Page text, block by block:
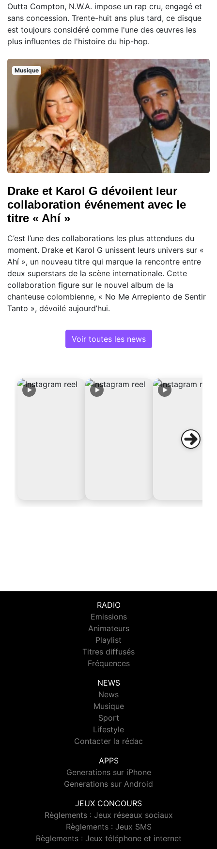
Outta Compton, N.W.A. impose un rap cru, engagé et
sans concession. Trente-huit ans plus tard, ce disque
est toujours considéré comme l'une des œuvres les
plus influentes de l'histoire du hip-hop.
Musique
Drake et Karol G dévoilent leur
collaboration événement avec le
titre « Ahí »
C’est l’une des collaborations les plus attendues du
moment. Drake et Karol G unissent leurs univers sur «
Ahí », un nouveau titre qui marque la rencontre entre
deux superstars de la scène internationale. Cette
collaboration figure sur le nouvel album de la
chanteuse colombienne, « No Me Arrepiento de Sentir
Tanto », dévoilé aujourd’hui.
Voir toutes les news
RADIO
Emissions
Animateurs
Playlist
Titres diffusés
Fréquences
NEWS
News
Musique
Sport
Lifestyle
Contacter la rédac
APPS
Generations sur iPhone
Generations sur Android
JEUX CONCOURS
Règlements : Jeux réseaux sociaux
Règlements : Jeux SMS
Règlements : Jeux téléphone et internet